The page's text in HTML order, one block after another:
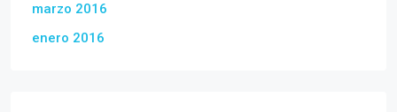
marzo 2016
enero 2016